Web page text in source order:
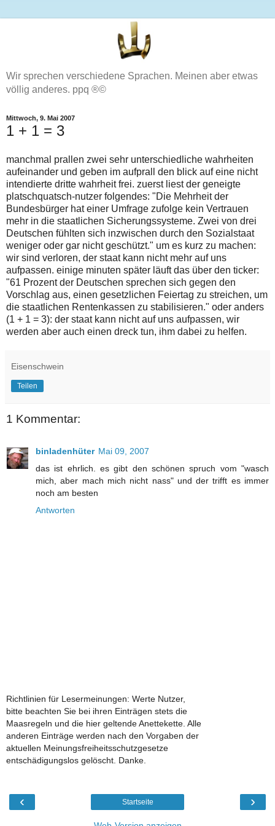
Wir sprechen verschiedene Sprachen. Meinen aber etwas
völlig anderes. ppq ®©
Mittwoch, 9. Mai 2007
1 + 1 = 3
manchmal prallen zwei sehr unterschiedliche wahrheiten
aufeinander und geben im aufprall den blick auf eine nicht
intendierte dritte wahrheit frei. zuerst liest der geneigte
platschquatsch-nutzer folgendes: "Die Mehrheit der
Bundesbürger hat einer Umfrage zufolge kein Vertrauen
mehr in die staatlichen Sicherungssysteme. Zwei von drei
Deutschen fühlten sich inzwischen durch den Sozialstaat
weniger oder gar nicht geschützt." um es kurz zu machen:
wir sind verloren, der staat kann nicht mehr auf uns
aufpassen. einige minuten später läuft das über den ticker:
"61 Prozent der Deutschen sprechen sich gegen den
Vorschlag aus, einen gesetzlichen Feiertag zu streichen, um
die staatlichen Rentenkassen zu stabilisieren." oder anders
(1 + 1 = 3): der staat kann nicht auf uns aufpassen, wir
werden aber auch einen dreck tun, ihm dabei zu helfen.
Eisenschwein
Teilen
1 Kommentar:
binladenhüter Mai 09, 2007
das ist ehrlich. es gibt den schönen spruch vom "wasch
mich, aber mach mich nicht nass" und der trifft es immer
noch am besten
Antworten
Richtlinien für Lesermeinungen: Werte Nutzer,
bitte beachten Sie bei ihren Einträgen stets die
Maasregeln und die hier geltende Anettekette. Alle
anderen Einträge werden nach den Vorgaben der
aktuellen Meinungsfreiheitsschutzgesetze
entschädigungslos gelöscht. Danke.
‹ ›
Startseite